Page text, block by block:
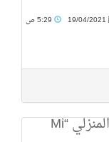
19/04/2021
“شاومي” تطلق رسميا جهاز العرض المنزلي “Mi